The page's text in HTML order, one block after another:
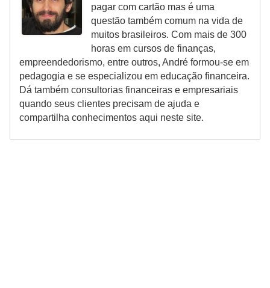
pagar com cartão mas é uma
questão também comum na vida de
muitos brasileiros. Com mais de 300
horas em cursos de finanças,
empreendedorismo, entre outros, André formou-se em
pedagogia e se especializou em educação financeira.
Dá também consultorias financeiras e empresariais
quando seus clientes precisam de ajuda e
compartilha conhecimentos aqui neste site.
e
c
o
m
p
e